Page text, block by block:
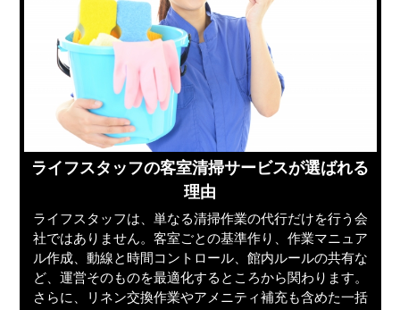
ライフスタッフの客室清掃サービスが選ばれる
理由
ライフスタッフは、単なる清掃作業の代行だけを行う会
社ではありません。客室ごとの基準作り、作業マニュア
ル作成、動線と時間コントロール、館内ルールの共有な
ど、運営そのものを最適化するところから関わります。
さらに、リネン交換作業やアメニティ補充も含めた一括